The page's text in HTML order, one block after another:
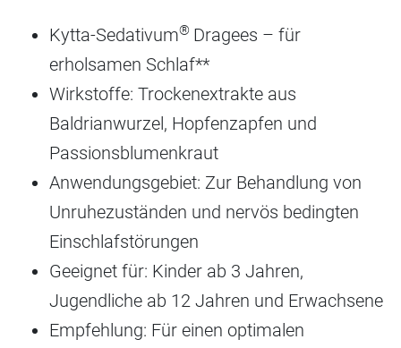
Kytta-Sedativum® Dragees – für
erholsamen Schlaf**
Wirkstoffe: Trockenextrakte aus
Baldrianwurzel, Hopfenzapfen und
Passionsblumenkraut
Anwendungsgebiet: Zur Behandlung von
Unruhezuständen und nervös bedingten
Einschlafstörungen
Geeignet für: Kinder ab 3 Jahren,
Jugendliche ab 12 Jahren und Erwachsene
Empfehlung: Für einen optimalen